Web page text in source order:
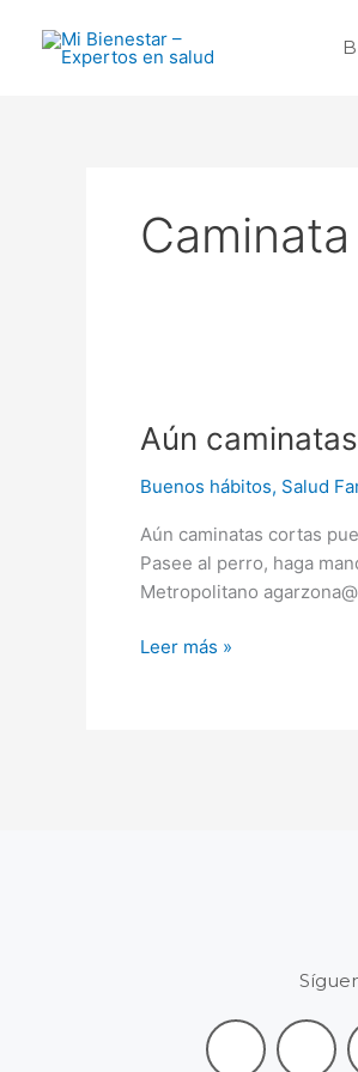
contenido
Caminata
Aún
Buenos hábitos, Salud
Aún caminatas cortas
Pasee al perro, haga
Metropolitano
cortas
ayudar
nuestra
salud
Leer más »
F
L